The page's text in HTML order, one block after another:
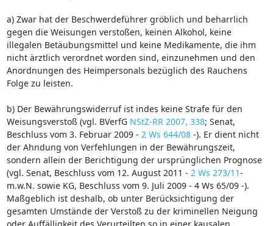
a) Zwar hat der Beschwerdeführer gröblich und beharrlich
gegen die Weisungen verstoßen, keinen Alkohol, keine
illegalen Betäubungsmittel und keine Medikamente, die ihm
nicht ärztlich verordnet worden sind, einzunehmen und den
Anordnungen des Heimpersonals bezüglich des Rauchens
Folge zu leisten.
b) Der Bewährungswiderruf ist indes keine Strafe für den
Weisungsverstoß (vgl. BVerfG NStZ-RR 2007, 338; Senat,
Beschluss vom 3. Februar 2009 - 2 Ws 644/08-). Er dient nicht
der Ahndung von Verfehlungen in der Bewährungszeit,
sondern allein der Berichtigung der ursprünglichen Prognose
(vgl. Senat, Beschluss vom 12. August 2011 - 2 Ws 273/11-
m.w.N. sowie KG, Beschluss vom 9. Juli 2009 - 4 Ws 65/09 -).
Maßgeblich ist deshalb, ob unter Berücksichtigung der
gesamten Umstände der Verstoß zu der kriminellen Neigung
oder Auffälligkeit des Verurteilten so in einer kausalen